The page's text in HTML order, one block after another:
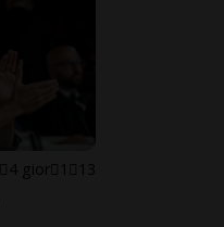
4 gior 1 13